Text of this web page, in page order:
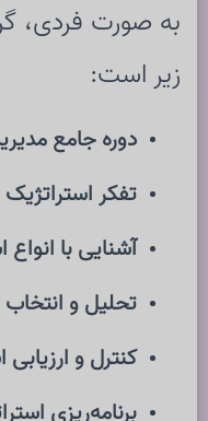
به صورت فردی،
زیر است:
دوره جامع
تفکر استراتژیک
آشنایی با انواع
تحلیل و انتخاب
کنترل و ارزیابی
برنامه‌ریزی